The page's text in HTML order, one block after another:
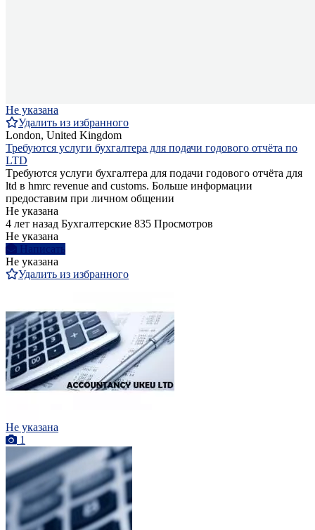
Не указана
Удалить из избранного
London, United Kingdom
Требуются услуги бухгалтера для подачи годового отчёта по
LTD
Tребуются услуги бухгалтера для подачи годового отчёта для
ltd в hmrc revenue and customs. Больше информации
предоставим при личном общении
Не указана
4 лет назад Бухгалтерские 835 Просмотров
Не указана
Написать
Не указана
Удалить из избранного
Не указана
1